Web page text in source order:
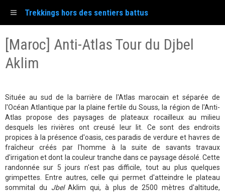
Trekkings hors des sentiers battus
[Maroc] Anti-Atlas Tour du Djbel
Aklim
Située au sud de la barrière de l'Atlas marocain et séparée de
l'Océan Atlantique par la plaine fertile du Souss, la région de l'Anti-
Atlas propose des paysages de plateaux rocailleux au milieu
desquels les rivières ont creusé leur lit. Ce sont des endroits
propices à la présence d'oasis, ces paradis de verdure et havres de
fraîcheur créés par l'homme à la suite de savants travaux
d'irrigation et dont la couleur tranche dans ce paysage désolé. Cette
randonnée sur 5 jours n'est pas difficile, tout au plus quelques
grimpettes. Entre autres, celle qui permet d'atteindre le plateau
sommital du JbelAklim qui, à plus de 2500 mètres d'altitude,